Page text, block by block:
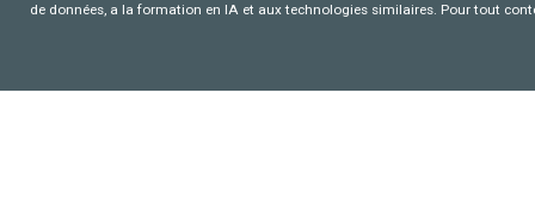
de données, a la formation en IA et aux technologies similaires. Pour tout